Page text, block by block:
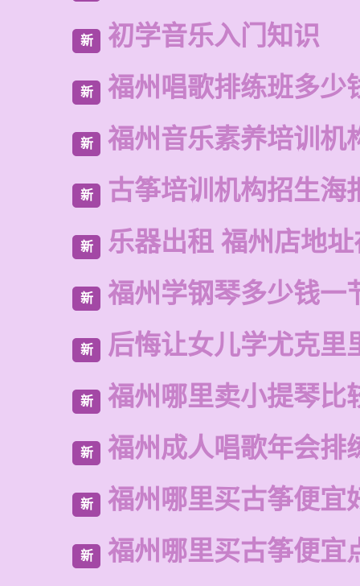
新 初学音乐入门知识
新 福州唱歌排练班多少
新 福州音乐素养培训机
新 古筝培训机构招生海
新 乐器出租 福州店地
新 福州学钢琴多少钱一
新 后悔让女儿学尤克里
新 福州哪里卖小提琴比
新 福州成人唱歌年会排
新 福州哪里买古筝便宜
新 福州哪里买古筝便宜